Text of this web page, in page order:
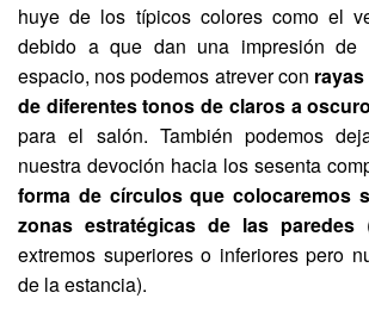
huye de los típicos colores como el
debido a que dan una impresión de
espacio, nos podemos atrever con
de diferentes tonos de claros a
para el salón. También podemos
nuestra devoción hacia los sesenta
forma de círculos que colocaremos
zonas estratégicas de las paredes
extremos superiores o inferiores pero
de la estancia).